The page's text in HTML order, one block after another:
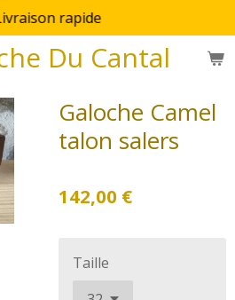
Du Cantal
rapide
Galoche Camel
talon salers
142,00 €
Taille